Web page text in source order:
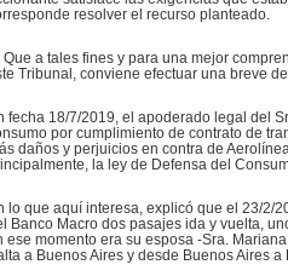
resolver el recurso planteado.
Que a tales fines y para una mejor
Tribunal, conviene efectuar una breve
fecha 18/7/2019, el apoderado legal del
por cumplimiento de contrato de
daños y perjuicios en contra de
la ley de Defensa del
lo que aquí interesa, explicó que el 23/2/
Banco Macro dos pasajes ida y vuelta,
ese momento era su esposa -Sra.
a Buenos Aires y desde Buenos Aires